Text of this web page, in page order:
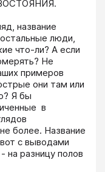
название
люди,
что-ли? А если
Не
примеров
они там или
Я бы
в
более. Название
с выводами
на разницу полов